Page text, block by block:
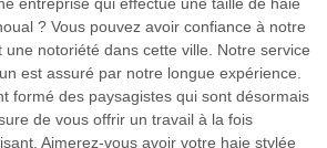
entreprise qui effectue une taille de haie
? Vous pouvez avoir confiance à notre
notoriété dans cette ville. Notre service
est assuré par notre longue expérience.
formé des paysagistes qui sont désormais
de vous offrir un travail à la fois
Aimerez-vous avoir votre haie stylée